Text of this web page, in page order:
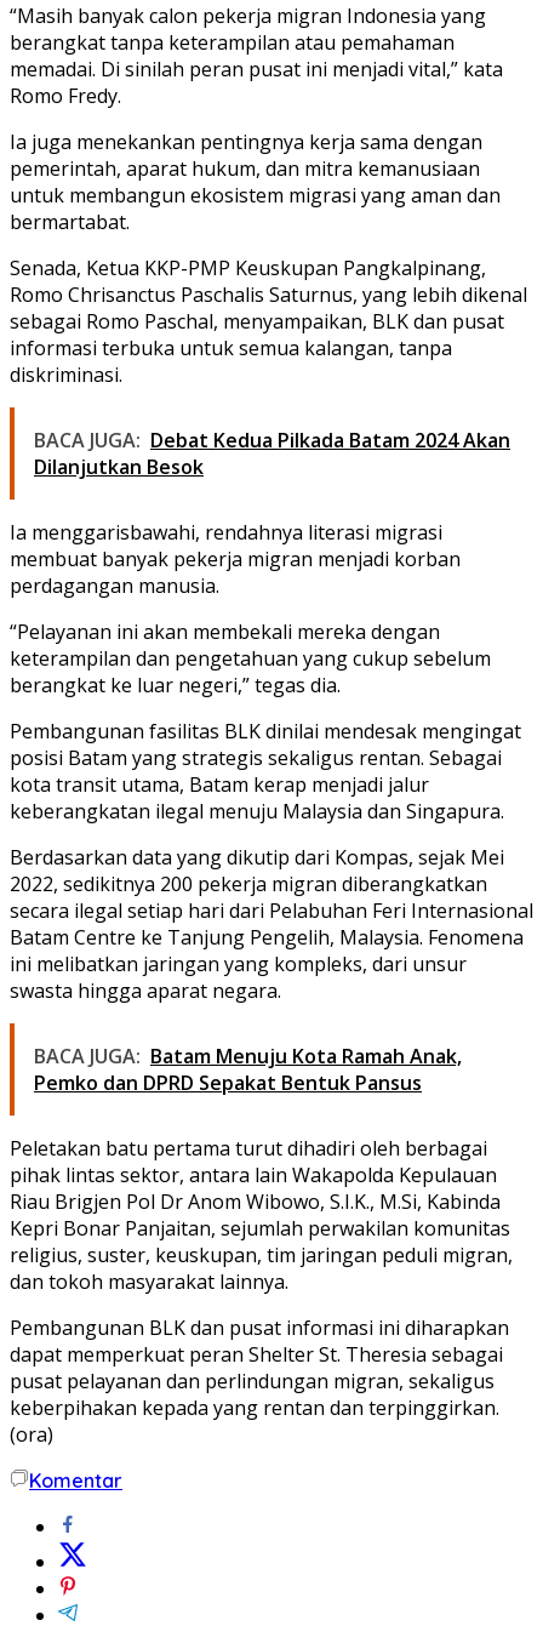
“Masih banyak calon pekerja migran Indonesia yang
berangkat tanpa keterampilan atau pemahaman
memadai. Di sinilah peran pusat ini menjadi vital,” kata
Romo Fredy.
Ia juga menekankan pentingnya kerja sama dengan
pemerintah, aparat hukum, dan mitra kemanusiaan
untuk membangun ekosistem migrasi yang aman dan
bermartabat.
Senada, Ketua KKP-PMP Keuskupan Pangkalpinang,
Romo Chrisanctus Paschalis Saturnus, yang lebih dikenal
sebagai Romo Paschal, menyampaikan, BLK dan pusat
informasi terbuka untuk semua kalangan, tanpa
diskriminasi.
BACA JUGA: Debat Kedua Pilkada Batam 2024 Akan
Dilanjutkan Besok
Ia menggarisbawahi, rendahnya literasi migrasi
membuat banyak pekerja migran menjadi korban
perdagangan manusia.
“Pelayanan ini akan membekali mereka dengan
keterampilan dan pengetahuan yang cukup sebelum
berangkat ke luar negeri,” tegas dia.
Pembangunan fasilitas BLK dinilai mendesak mengingat
posisi Batam yang strategis sekaligus rentan. Sebagai
kota transit utama, Batam kerap menjadi jalur
keberangkatan ilegal menuju Malaysia dan Singapura.
Berdasarkan data yang dikutip dari Kompas, sejak Mei
2022, sedikitnya 200 pekerja migran diberangkatkan
secara ilegal setiap hari dari Pelabuhan Feri Internasional
Batam Centre ke Tanjung Pengelih, Malaysia. Fenomena
ini melibatkan jaringan yang kompleks, dari unsur
swasta hingga aparat negara.
BACA JUGA: Batam Menuju Kota Ramah Anak,
Pemko dan DPRD Sepakat Bentuk Pansus
Peletakan batu pertama turut dihadiri oleh berbagai
pihak lintas sektor, antara lain Wakapolda Kepulauan
Riau Brigjen Pol Dr Anom Wibowo, S.I.K., M.Si, Kabinda
Kepri Bonar Panjaitan, sejumlah perwakilan komunitas
religius, suster, keuskupan, tim jaringan peduli migran,
dan tokoh masyarakat lainnya.
Pembangunan BLK dan pusat informasi ini diharapkan
dapat memperkuat peran Shelter St. Theresia sebagai
pusat pelayanan dan perlindungan migran, sekaligus
keberpihakan kepada yang rentan dan terpinggirkan.
(ora)
Komentar